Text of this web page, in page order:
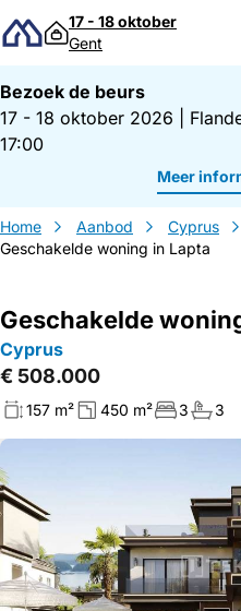
Direct naar inhoud
17 - 18 oktober
Gent
Bezoek de beurs
17 - 18 oktober 2026
17:00
Meer
Home Aanbod Cyprus
Geschakelde woning in Lapta
Geschakelde
Cyprus
€ 508.000
157 m² 450 m² 3 3